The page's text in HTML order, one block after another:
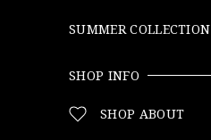
SUMMER COLLECTION
SHOP INFO
SHOP ABOUT